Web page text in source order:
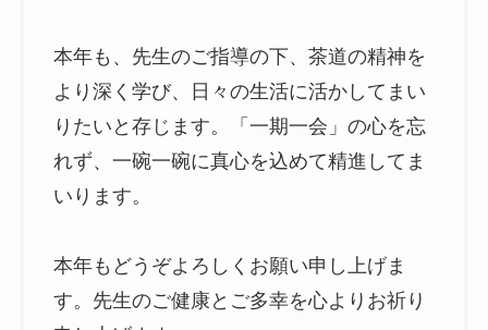
本年も、先生のご指導の下、茶道の精神を
より深く学び、日々の生活に活かしてまい
りたいと存じます。「一期一会」の心を忘
れず、一碗一碗に真心を込めて精進してま
いります。
本年もどうぞよろしくお願い申し上げま
す。先生のご健康とご多幸を心よりお祈り